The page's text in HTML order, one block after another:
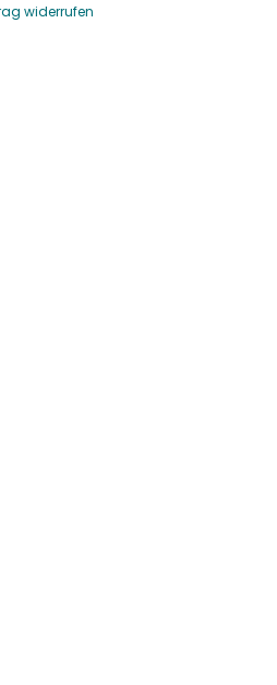
widerrufen